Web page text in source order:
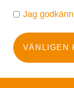
Jag
VÄNLIGEN